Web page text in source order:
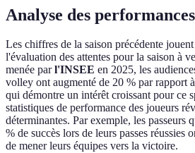
Analyse des
Les chiffres de la saison précédente
l'évaluation des attentes pour la saison à
menée parl'INSEE en 2025, les
volley ont augmenté de 20 % par rapport
qui démontre un intérêt croissant pour ce
statistiques de performance des joueurs
déterminantes. Par exemple, les passeurs
% de succès lors de leurs passes réussies
de mener leurs équipes vers la victoire.